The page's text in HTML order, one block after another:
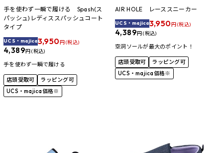
手を使わず一瞬で履ける Spash(ス
パッシュ)レディススパッシュコート
タイプ
UCS・majica3,950円 (税込)
4,389円 (税込)
手を使わず一瞬で履ける
店頭受取可
ラッピング可
UCS・majica価格※
AIR HOLE レーススニーカー
UCS・majica3,950円 (税込)
4,389円 (税込)
空洞ソールが最大のポイント！
店頭受取可
ラッピング可
UCS・majica価格※